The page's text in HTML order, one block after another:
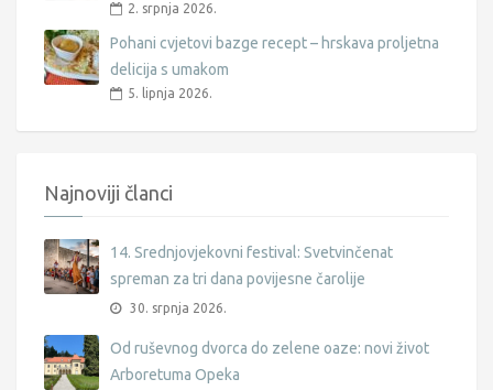
2. srpnja 2026.
Pohani cvjetovi bazge recept – hrskava proljetna
delicija s umakom
5. lipnja 2026.
Najnoviji članci
14. Srednjovjekovni festival: Svetvinčenat
spreman za tri dana povijesne čarolije
30. srpnja 2026.
Od ruševnog dvorca do zelene oaze: novi život
Arboretuma Opeka